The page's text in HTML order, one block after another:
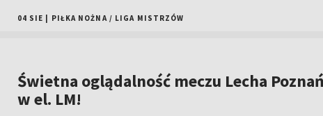
04 SIE PIŁKA NOŻNA / LIGA MISTRZÓW
Świetna oglądalność meczu Lecha
w el. LM!